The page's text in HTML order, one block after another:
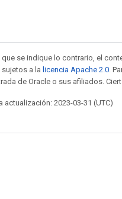
que se indique lo contrario, el
sujetos a la licencia Apache 2.0 .
de Oracle o sus afiliados.
actualización: 2023-03-31 (UTC)